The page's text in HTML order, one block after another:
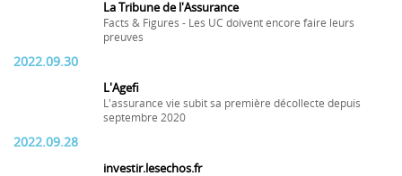
La Tribune de l'Assurance
Facts & Figures - Les UC doivent encore faire leurs
preuves
2022.09.30
L'Agefi
L'assurance vie subit sa première décollecte depuis
septembre 2020
2022.09.28
investir.lesechos.fr